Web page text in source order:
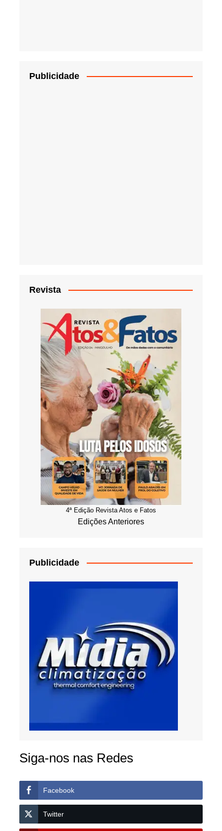
Publicidade
Revista
4ª Edição Revista Atos e Fatos
Edições Anteriores
Publicidade
Siga-nos nas Redes
Facebook
Twitter